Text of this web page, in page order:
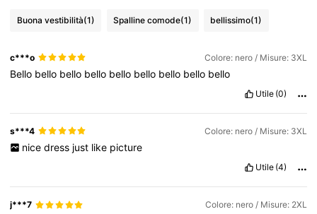
Buona vestibilità(1) Spalline comode(1) bellissimo(1)
c***o Colore: nero / Misure: 3XL
Bello bello bello bello bello bello bello bello bello
Utile (0)
s***4 Colore: nero / Misure: 3XL
nice dress just like picture
Utile (4)
j***7 Colore: nero / Misure: 2XL